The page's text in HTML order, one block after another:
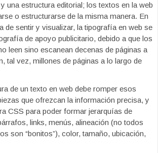
una estructura editorial; los textos en la web
o estructurarse de la misma manera. En
de sentir y visualizar, la tipografía en web se
de apoyo publicitario, debido a que los
leen sino escanean decenas de páginas a
tal vez, millones de páginas a lo largo de
de un texto en web debe romper esos
que ofrezcan la información precisa, y
CSS para poder formar jerarquías de
links, menús, alineación (no todos
son “bonitos”), color, tamaño, ubicación,